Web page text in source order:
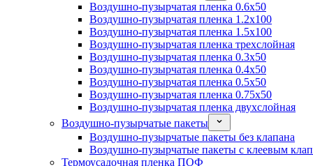
Воздушно-пузырчатая пленка 0.6x50
Воздушно-пузырчатая пленка 1.2x100
Воздушно-пузырчатая пленка 1.5x100
Воздушно-пузырчатая пленка трехслойная
Воздушно-пузырчатая пленка 0.3x50
Воздушно-пузырчатая пленка 0.4x50
Воздушно-пузырчатая пленка 0.5x50
Воздушно-пузырчатая пленка 0.75x50
Воздушно-пузырчатая пленка двухслойная
Воздушно-пузырчатые пакеты
Воздушно-пузырчатые пакеты без клапана
Воздушно-пузырчатые пакеты с клеевым
Термоусадочная пленка ПОФ